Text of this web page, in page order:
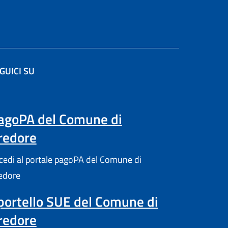
in un'altra scheda).
SU
del Comune di
al portale pagoPA del Comune di
SUE del Comune di